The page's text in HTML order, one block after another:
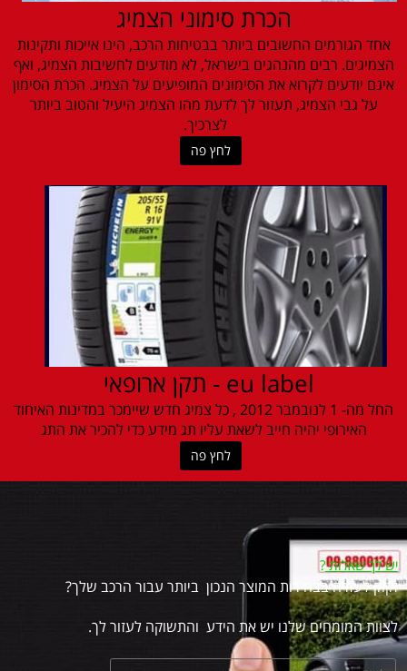
הכרת סימוני הצמיג
אחד הגורמים החשובים ביותר בבטיחות הרכב, הינו אייכות ותקינות
הצמיגים. רבים מהנהגים בישראל, לא מודעים לחשיבות הצמיג, ואף
אינם יודעים לקרוא את הסימונים המופיעים על הצמיג. הכרת הסימון
על גבי הצמיג, תעזור לך לדעת מהו הצמיג היעיל והטוב ביותר
לצרכיך.
לחץ פה
eu label - תקן ארופאי
החל מה- 1 לנובמבר 2012 , כל צמיג חדש שיימכר במדינות האיחוד
האירופי יהיה חייב לשאת עליו תג מידע כדי להכיר את התג
לחץ פה
יש לך שאלות?
זקוק לעזרה בבחירות המוצר הנכון ביותר עבור הרכב שלך?
לצוות המומחים שלנו יש את הידע והתשוקה לעזור לך.